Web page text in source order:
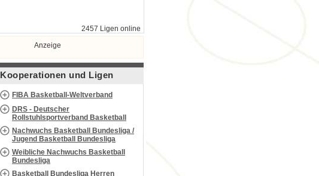
2457 Ligen online
Anzeige
Kooperationen und Ligen
FIBA Basketball-Weltverband
DRS - Deutscher
Rollstuhlsportverband Basketball
Nachwuchs Basketball Bundesliga /
Jugend Basketball Bundesliga
Weibliche Nachwuchs Basketball
Bundesliga
Basketball Bundesliga Herren